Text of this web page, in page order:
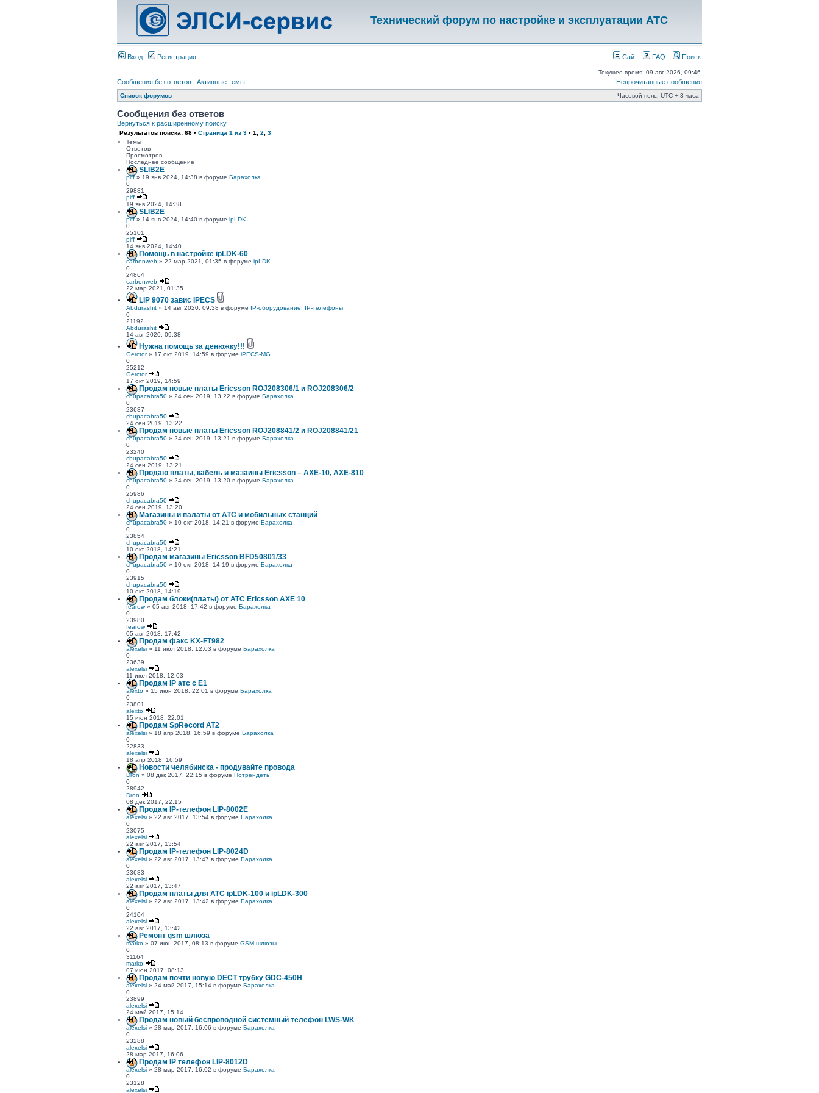
Технический форум по настройке и эксплуатации АТС
Вход Регистрация Сайт FAQ Поиск
Текущее время: 09 авг 2026, 09:46
Сообщения без ответов | Активные темы Непрочитанные сообщения
Список форумов Часовой пояс: UTC + 3 часа
Сообщения без ответов
Вернуться к расширенному поиску
Результатов поиска: 68 • Страница 1 из 3 • 1 2
3
Темы
Ответов
Просмотров
Последнее сообщение
SLIB2E
piff» 19 янв 2024, 14:38 в форуме Барахолка
0
29881
piff
19 янв 2024, 14:38
SLIB2E
piff» 14 янв 2024, 14:40 в форуме ipLDK
0
25101
piff
14 янв 2024, 14:40
Помощь в настройке ipLDK-60
carbonweb » 22 мар 2021, 01:35 в форуме ipLDK
0
24864
carbonweb
22 мар 2021, 01:35
LIP 9070 завис IPECS
Abdurashit » 14 авг 2020, 09:38 в форуме IP-оборудование, IP-телефоны
0
21192
Abdurashit
14 авг 2020, 09:38
Нужна помощь за денюжку!!!
Gerctor» 17 окт 2019, 14:59 в форуме iPECS-MG
0
25212
Gerctor
17 окт 2019, 14:59
Продам новые платы Ericsson ROJ208306/1 и ROJ208306/2
chupacabra50 » 24 сен 2019, 13:22 в форуме Барахолка
0
23687
chupacabra50
24 сен 2019, 13:22
Продам новые платы Ericsson ROJ208841/2 и ROJ208841/21
chupacabra50 » 24 сен 2019, 13:21 в форуме Барахолка
0
23240
chupacabra50
24 сен 2019, 13:21
Продаю платы, кабель и мазаины Ericsson – AXE-10, AXE-810
chupacabra50 » 24 сен 2019, 13:20 в форуме Барахолка
0
25986
chupacabra50
24 сен 2019, 13:20
Магазины и палаты от АТС и мобильных станций
chupacabra50 » 10 окт 2018, 14:21 в форуме Барахолка
0
23854
chupacabra50
10 окт 2018, 14:21
Продам магазины Ericsson BFD50801/33
chupacabra50 » 10 окт 2018, 14:19 в форуме Барахолка
0
23915
chupacabra50
10 окт 2018, 14:19
Продам блоки(платы) от АТС Ericsson AXE 10
fearow» 05 авг 2018, 17:42 в форуме Барахолка
0
23980
fearow
05 авг 2018, 17:42
Продам факс KX-FT982
alexelsi » 11 июл 2018, 12:03 в форуме Барахолка
0
23639
alexelsi
11 июл 2018, 12:03
Продам IP атс с E1
alexto » 15 июн 2018, 22:01 в форуме Барахолка
0
23801
alexto
15 июн 2018, 22:01
Продам SpRecord AT2
alexelsi » 18 апр 2018, 16:59 в форуме Барахолка
0
22833
alexelsi
18 апр 2018, 16:59
Новости челябинска - продувайте провода
Dron » 08 дек 2017, 22:15 в форуме Потрендеть
0
28942
Dron
08 дек 2017, 22:15
Продам IP-телефон LIP-8002Е
alexelsi » 22 авг 2017, 13:54 в форуме Барахолка
0
23075
alexelsi
22 авг 2017, 13:54
Продам IP-телефон LIP-8024D
alexelsi » 22 авг 2017, 13:47 в форуме Барахолка
0
23683
alexelsi
22 авг 2017, 13:47
Продам платы для АТС ipLDK-100 и ipLDK-300
alexelsi » 22 авг 2017, 13:42 в форуме Барахолка
0
24104
alexelsi
22 авг 2017, 13:42
Ремонт gsm шлюза
marko » 07 июн 2017, 08:13 в форуме GSM-шлюзы
0
31164
marko
07 июн 2017, 08:13
Продам почти новую DECT трубку GDC-450H
alexelsi » 24 май 2017, 15:14 в форуме Барахолка
0
23899
alexelsi
24 май 2017, 15:14
Продам новый беспроводной системный телефон LWS-WK
alexelsi » 28 мар 2017, 16:06 в форуме Барахолка
0
23288
alexelsi
28 мар 2017, 16:06
Продам IP телефон LIP-8012D
alexelsi » 28 мар 2017, 16:02 в форуме Барахолка
0
23128
alexelsi